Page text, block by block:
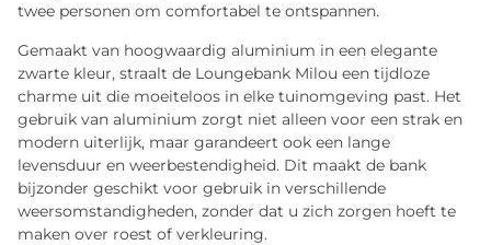
twee personen om comfortabel te ontspannen.
Gemaakt van hoogwaardig aluminium in een elegante
zwarte kleur, straalt de Loungebank Milou een tijdloze
charme uit die moeiteloos in elke tuinomgeving past. Het
gebruik van aluminium zorgt niet alleen voor een strak en
modern uiterlijk, maar garandeert ook een lange
levensduur en weerbestendigheid. Dit maakt de bank
bijzonder geschikt voor gebruik in verschillende
weersomstandigheden, zonder dat u zich zorgen hoeft te
maken over roest of verkleuring.